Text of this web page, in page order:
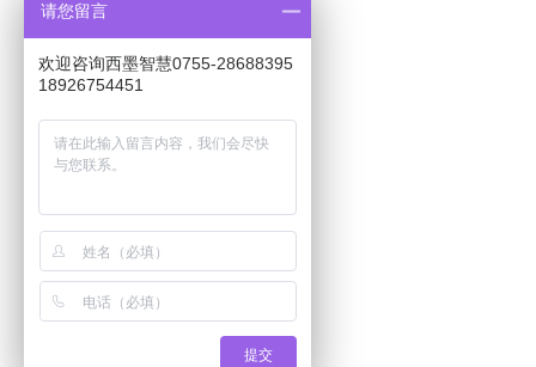
请您留言
欢迎咨询西墨智慧0755-28688395
18926754451
提交